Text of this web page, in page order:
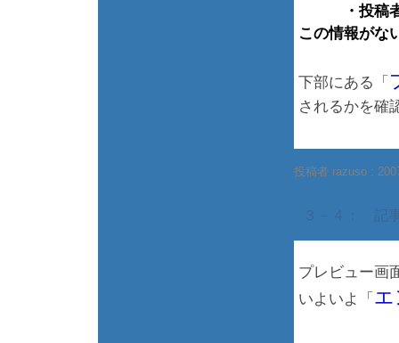
・投稿者
この情報がな
下部にある「
されるかを確
投稿者 razuso :
プレビュー画
いよいよ「 エ